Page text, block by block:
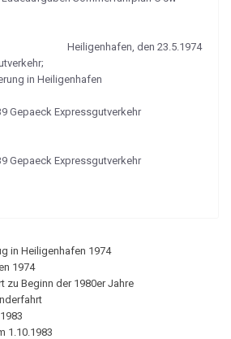
Heiligenhafen, den 23.5.1974
in Heiligenhafen
in Heiligenhafen 1974
1974
zu Beginn der 1980er Jahre
1.10.1983